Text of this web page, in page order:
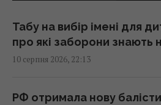
Титан ніколи не
відстані від Землі: у чому
Табу на вибір імені для
про які заборони знають
10 серпня 2026, 22:13
РФ отримала нову